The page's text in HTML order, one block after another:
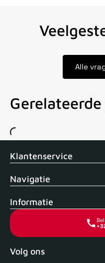
Alle
Voor 15uur besteld, zelfde
Klantenservice
Navigatie
Informatie
Volg ons